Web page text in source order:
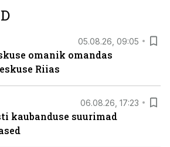
05.08.26, 09:05
omanik omandas
Riias
06.08.26, 17:23
kaubanduse suurimad